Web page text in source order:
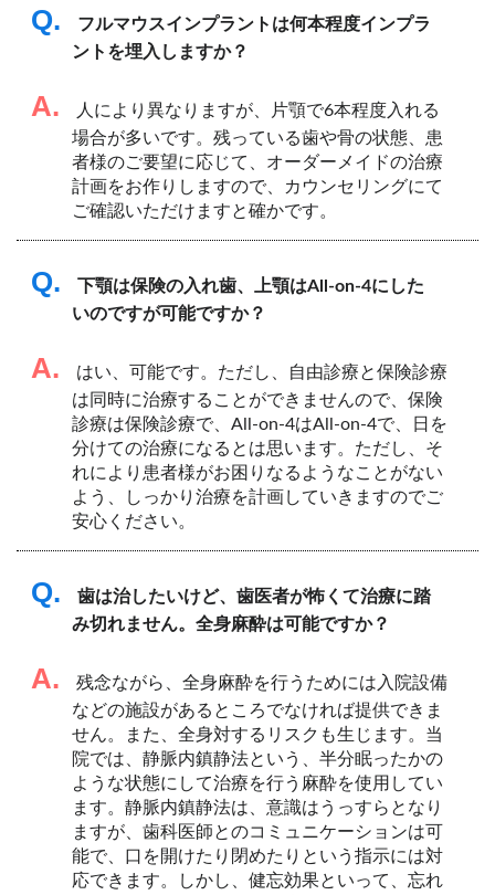
Q.
フルマウスインプラントは何本程度インプラ
ントを埋入しますか？
A.
人により異なりますが、片顎で6本程度入れる
場合が多いです。残っている歯や骨の状態、患
者様のご要望に応じて、オーダーメイドの治療
計画をお作りしますので、カウンセリングにて
ご確認いただけますと確かです。
Q.
下顎は保険の入れ歯、上顎はAll-on-4にした
いのですが可能ですか？
A.
はい、可能です。ただし、自由診療と保険診療
は同時に治療することができませんので、保険
診療は保険診療で、All-on-4はAll-on-4で、日を
分けての治療になるとは思います。ただし、そ
れにより患者様がお困りなるようなことがない
よう、しっかり治療を計画していきますのでご
安心ください。
Q.
歯は治したいけど、歯医者が怖くて治療に踏
み切れません。全身麻酔は可能ですか？
A.
残念ながら、全身麻酔を行うためには入院設備
などの施設があるところでなければ提供できま
せん。また、全身対するリスクも生じます。当
院では、静脈内鎮静法という、半分眠ったかの
ような状態にして治療を行う麻酔を使用してい
ます。静脈内鎮静法は、意識はうっすらとなり
ますが、歯科医師とのコミュニケーションは可
能で、口を開けたり閉めたりという指示には対
応できます。しかし、健忘効果といって、忘れ